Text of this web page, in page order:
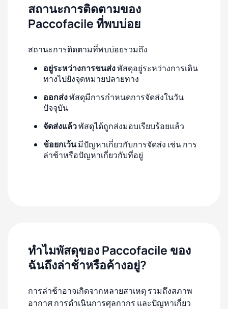
สถานะการติดตามของ
Paccofacile ที่พบบ่อย
สถานะการติดตามที่พบบ่อยรวมถึง
อยู่ระหว่างการขนส่งพัสดุอยู่ระหว่างการเดิน
ทางไปยังจุดหมายปลายทาง
ออกส่งพัสดุมีการกำหนดการจัดส่งในวัน
ปัจจุบัน
จัดส่งแล้วพัสดุได้ถูกส่งมอบเรียบร้อยแล้ว
ข้อยกเว้นมีปัญหาเกี่ยวกับการจัดส่ง เช่น การ
ล่าช้าหรือปัญหาเกี่ยวกับที่อยู่
ทำไมพัสดุของ Paccofacile ของ
ฉันถึงล่าช้าหรือค้างอยู่?
การล่าช้าอาจเกิดจากหลายสาเหตุ รวมถึงสภาพ
อากาศ การดำเนินการศุลกากร และปัญหาเกี่ยว